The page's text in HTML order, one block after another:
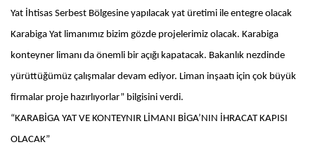
Yat İhtisas Serbest Bölgesine yapılacak yat üretimi ile entegre olacak
Karabiga Yat limanımız bizim gözde projelerimiz olacak. Karabiga
konteyner limanı da önemli bir açığı kapatacak. Bakanlık nezdinde
yürüttüğümüz çalışmalar devam ediyor. Liman inşaatı için çok büyük
firmalar proje hazırlıyorlar” bilgisini verdi.
“KARABİGA YAT VE KONTEYNIR LİMANI BİGA’NIN İHRACAT KAPISI
OLACAK”